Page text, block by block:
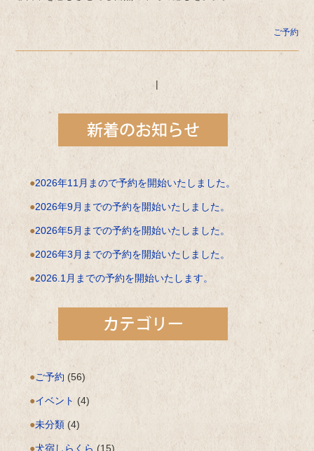
ご予約
|
2026年11月まので予約を開始いたしました。
2026年9月までの予約を開始いたしました。
2026年5月までの予約を開始いたしました。
2026年3月までの予約を開始いたしました。
2026.1月までの予約を開始いたします。
ご予約 (56)
イベント (4)
未分類 (4)
犬宿しらくら (15)